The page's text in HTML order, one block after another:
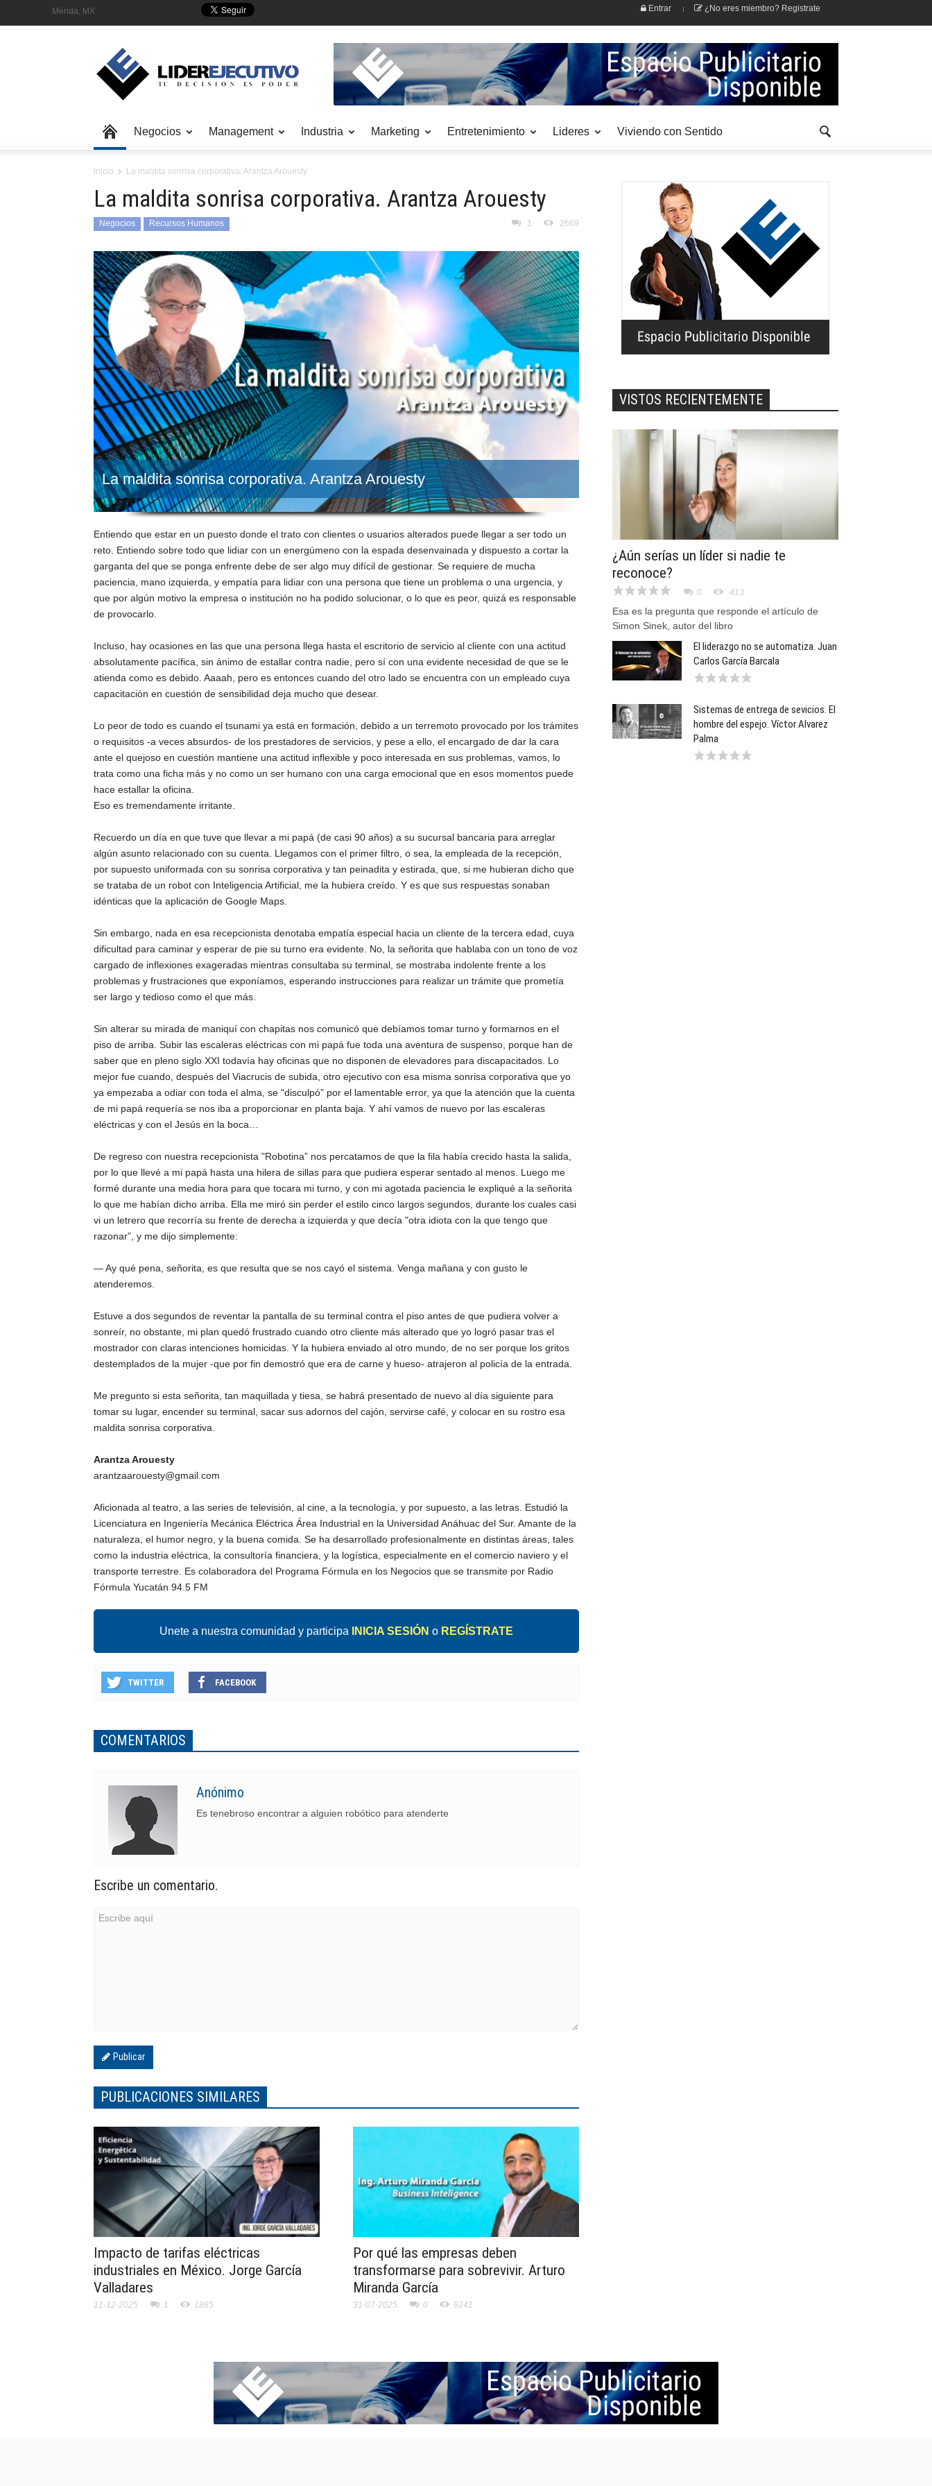
Mérida, MX Entrar ¿No eres miembro? Registrate
Negocios Management Industria Marketing Entretenimiento Lideres Viviendo con Sentido
Inicio La maldita sonrisa corporativa. Arantza Arouesty
La maldita sonrisa corporativa. Arantza Arouesty
Negocios Recursos Humanos 1 2669
La maldita sonrisa corporativa. Arantza Arouesty
Entiendo que estar en un puesto donde el trato con clientes o usuarios alterados puede llegar a ser todo un
reto. Entiendo sobre todo que lidiar con un energúmeno con la espada desenvainada y dispuesto a cortar la
garganta del que se ponga enfrente debe de ser algo muy difícil de gestionar. Se requiere de mucha
paciencia, mano izquierda, y empatía para lidiar con una persona que tiene un problema o una urgencia, y
que por algún motivo la empresa o institución no ha podido solucionar, o lo que es peor, quizá es responsable
de provocarlo.
Incluso, hay ocasiones en las que una persona llega hasta el escritorio de servicio al cliente con una actitud
absolutamente pacífica, sin ánimo de estallar contra nadie, pero sí con una evidente necesidad de que se le
atienda como es debido. Aaaah, pero es entonces cuando del otro lado se encuentra con un empleado cuya
capacitación en cuestión de sensibilidad deja mucho que desear.
Lo peor de todo es cuando el tsunami ya está en formación, debido a un terremoto provocado por los trámites
o requisitos -a veces absurdos- de los prestadores de servicios, y pese a ello, el encargado de dar la cara
ante el quejoso en cuestión mantiene una actitud inflexible y poco interesada en sus problemas, vamos, lo
trata como una ficha más y no como un ser humano con una carga emocional que en esos momentos puede
hace estallar la oficina.
Eso es tremendamente irritante.
Recuerdo un día en que tuve que llevar a mi papá (de casi 90 años) a su sucursal bancaria para arreglar
algún asunto relacionado con su cuenta. Llegamos con el primer filtro, o sea, la empleada de la recepción,
por supuesto uniformada con su sonrisa corporativa y tan peinadita y estirada, que, si me hubieran dicho que
se trataba de un robot con Inteligencia Artificial, me la hubiera creído. Y es que sus respuestas sonaban
idénticas que la aplicación de Google Maps.
Sin embargo, nada en esa recepcionista denotaba empatía especial hacia un cliente de la tercera edad, cuya
dificultad para caminar y esperar de pie su turno era evidente. No, la señorita que hablaba con un tono de voz
cargado de inflexiones exageradas mientras consultaba su terminal, se mostraba indolente frente a los
problemas y frustraciones que exponíamos, esperando instrucciones para realizar un trámite que prometía
ser largo y tedioso como el que más.
Sin alterar su mirada de maniquí con chapitas nos comunicó que debíamos tomar turno y formarnos en el
piso de arriba. Subir las escaleras eléctricas con mi papá fue toda una aventura de suspenso, porque han de
saber que en pleno siglo XXI todavía hay oficinas que no disponen de elevadores para discapacitados. Lo
mejor fue cuando, después del Viacrucis de subida, otro ejecutivo con esa misma sonrisa corporativa que yo
ya empezaba a odiar con toda el alma, se "disculpó” por el lamentable error, ya que la atención que la cuenta
de mi papá requería se nos iba a proporcionar en planta baja. Y ahí vamos de nuevo por las escaleras
eléctricas y con el Jesús en la boca…
De regreso con nuestra recepcionista "Robotina” nos percatamos de que la fila había crecido hasta la salida,
por lo que llevé a mi papá hasta una hilera de sillas para que pudiera esperar sentado al menos. Luego me
formé durante una media hora para que tocara mi turno, y con mi agotada paciencia le expliqué a la señorita
lo que me habían dicho arriba. Ella me miró sin perder el estilo cinco largos segundos, durante los cuales casi
vi un letrero que recorría su frente de derecha a izquierda y que decía "otra idiota con la que tengo que
razonar”, y me dijo simplemente:
― Ay qué pena, señorita, es que resulta que se nos cayó el sistema. Venga mañana y con gusto le
atenderemos.
Estuve a dos segundos de reventar la pantalla de su terminal contra el piso antes de que pudiera volver a
sonreír, no obstante, mi plan quedó frustrado cuando otro cliente más alterado que yo logró pasar tras el
mostrador con claras intenciones homicidas. Y la hubiera enviado al otro mundo, de no ser porque los gritos
destemplados de la mujer -que por fin demostró que era de carne y hueso- atrajeron al policía de la entrada.
Me pregunto si esta señorita, tan maquillada y tiesa, se habrá presentado de nuevo al día siguiente para
tomar su lugar, encender su terminal, sacar sus adornos del cajón, servirse café, y colocar en su rostro esa
maldita sonrisa corporativa.
Arantza Arouesty
arantzaarouesty@gmail.com
Aficionada al teatro, a las series de televisión, al cine, a la tecnología, y por supuesto, a las letras. Estudió la
Licenciatura en Ingeniería Mecánica Eléctrica Área Industrial en la Universidad Anáhuac del Sur. Amante de la
naturaleza, el humor negro, y la buena comida. Se ha desarrollado profesionalmente en distintas áreas, tales
como la industria eléctrica, la consultoría financiera, y la logística, especialmente en el comercio naviero y el
transporte terrestre. Es colaboradora del Programa Fórmula en los Negocios que se transmite por Radio
Fórmula Yucatán 94.5 FM
Unete a nuestra comunidad y participa INICIA SESIÓN o REGÍSTRATE
TWITTER FACEBOOK
COMENTARIOS
Anónimo
Es tenebroso encontrar a alguien robótico para atenderte
Escribe un comentario.
Publicar
PUBLICACIONES SIMILARES
Impacto de tarifas eléctricas
industriales en México. Jorge García
Valladares
11-12-2025 1 1865
Por qué las empresas deben
transformarse para sobrevivir. Arturo
Miranda García
31-07-2025 0 9241
VISTOS RECIENTEMENTE
¿Aún serías un líder si nadie te
reconoce?
0 413
Esa es la pregunta que responde el artículo de
Simon Sinek, autor del libro
El liderazgo no se automatiza. Juan
Carlos García Barcala
Sistemas de entrega de sevicios. El
hombre del espejo. Víctor Alvarez
Palma